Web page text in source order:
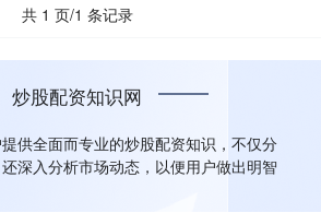
共 1 页/1 条记录
炒股配资知识网
供全面而专业的炒股配资知识，不仅分
深入分析市场动态，以便用户做出明智